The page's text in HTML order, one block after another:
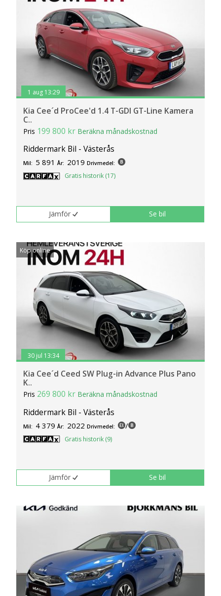
1 aug 13:29
Kia Cee´d ProCee'd 1.4 T-GDI GT-Line Kamera
C..
Pris 199 800 kr Beräkna månadskostnad
Riddermark Bil - Västerås
Mil: 5 891 År: 2019 Drivmedel:
Gratis historik (17)
Jämför Se bil
Köp online
30 jul 13:34
Kia Cee´d Ceed SW Plug-in Advance Plus Pano
K..
Pris 269 800 kr Beräkna månadskostnad
Riddermark Bil - Västerås
Mil: 4 379 År: 2022 Drivmedel: /
Gratis historik (9)
Jämför Se bil